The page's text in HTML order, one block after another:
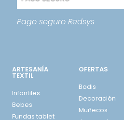
Pago seguro Redsys
ARTESANÍA
TEXTIL
Infantiles
Bebes
Fundas tablet
OFERTAS
Bodis
Decoración
Muñecos